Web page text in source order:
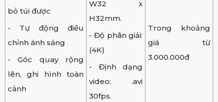
bỏ túi được
- Tự động điều
chỉnh ánh sáng
- Góc quay rộng
lên, ghi hình toàn
cảnh
W32 x
H32mm.
- Độ phân giải:
(4K)
- Định dạng
video: .avi
30fps.
Trong khoảng
giá từ
3.000.000đ